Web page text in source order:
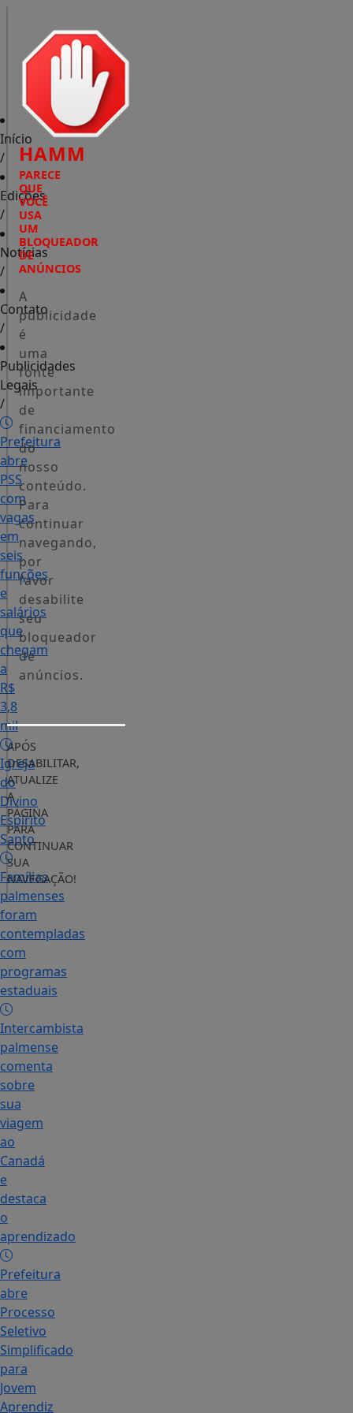
Início
/
Edições
/
Notícias
/
Contato
/
Publicidades
Legais
/
Prefeitura
abre
PSS
com
vagas
em
seis
funções
e
salários
que
chegam
a
R$
3,8
mil
Igreja
do
Divino
Espírito
Santo
Famílias
palmenses
foram
contempladas
com
programas
estaduais
Intercambista
palmense
comenta
sobre
sua
viagem
ao
Canadá
e
destaca
o
aprendizado
Prefeitura
abre
Processo
Seletivo
Simplificado
para
Jovem
Aprendiz
HAMM
PARECE
QUE
VOCÊ
USA
UM
BLOQUEADOR
DE
ANÚNCIOS
A
publicidade
é
uma
fonte
importante
de
financiamento
do
nosso
conteúdo.
Para
continuar
navegando,
por
favor
desabilite
seu
bloqueador
de
anúncios.
APÓS
DESABILITAR,
ATUALIZE
A
PÁGINA
PARA
CONTINUAR
SUA
NAVEGAÇÃO!